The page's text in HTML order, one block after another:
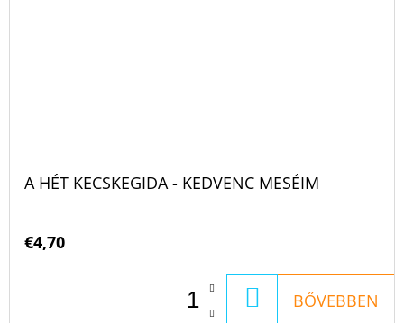
A HÉT KECSKEGIDA - KEDVENC MESÉIM
€4,70
KOSÁRBA
BŐVEBBEN